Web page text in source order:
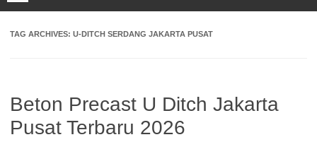
TAG ARCHIVES: U-DITCH SERDANG JAKARTA PUSAT
Beton Precast U Ditch Jakarta
Pusat Terbaru 2026